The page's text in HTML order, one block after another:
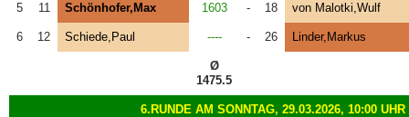
5 11 Schönhofer,Max 1603 - 18 von Malotki,Wulf
6 12 Schiede,Paul ---- - 26 Linder,Markus
Ø
1475.5
6.RUNDE AM SONNTAG, 29.03.2026, 10:00 UHR